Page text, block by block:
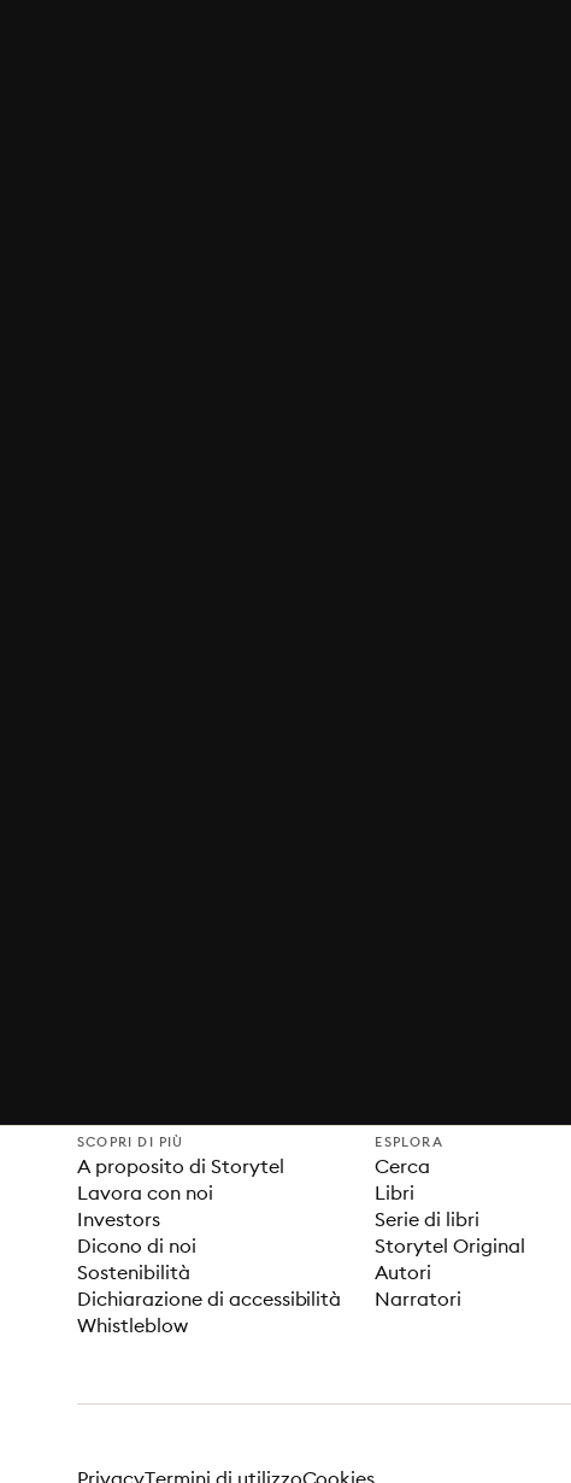
SCOPRI DI PIÙ
A proposito di Storytel
Lavora con noi
Investors
Dicono di noi
Sostenibilità
Dichiarazione di accessibilità
Whistleblow
ESPLORA
Cerca
Libri
Serie di libri
Storytel Original
Autori
Narratori
PrivacyTermini di utilizzoCookies